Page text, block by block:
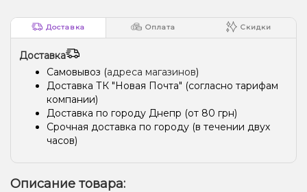
Доставка Оплата Скидки
Доставка
Самовывоз (адреса магазинов)
Доставка ТК "Новая Почта" (согласно тарифам
компании)
Доставка по городу Днепр (от 80 грн)
Срочная доставка по городу (в течении двух
часов)
Описание товара: